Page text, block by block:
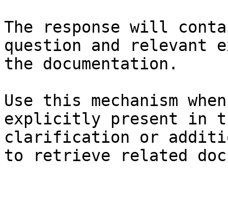
The response will
question and relevant
the documentation.
Use this mechanism
explicitly present in
clarification or